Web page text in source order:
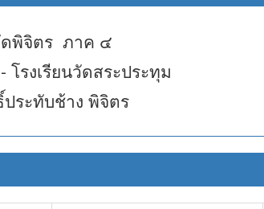
ดพิจิตร ภาค ๔
รงเรียนวัดสระประทุม
ระทับช้าง พิจิตร